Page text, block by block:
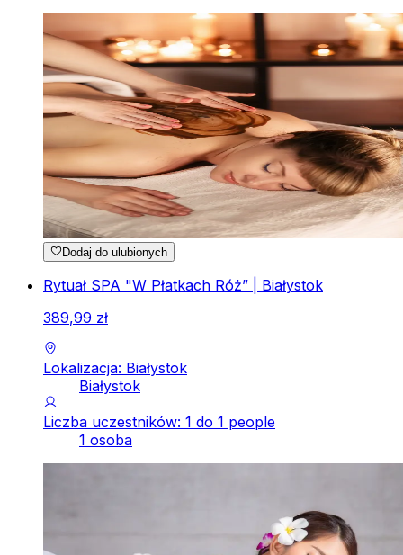
Dodaj do ulubionych
Rytuał SPA "W Płatkach Róż” | Białystok
389,99 zł
Lokalizacja: Białystok
Białystok
Liczba uczestników: 1 do 1 people
1 osoba